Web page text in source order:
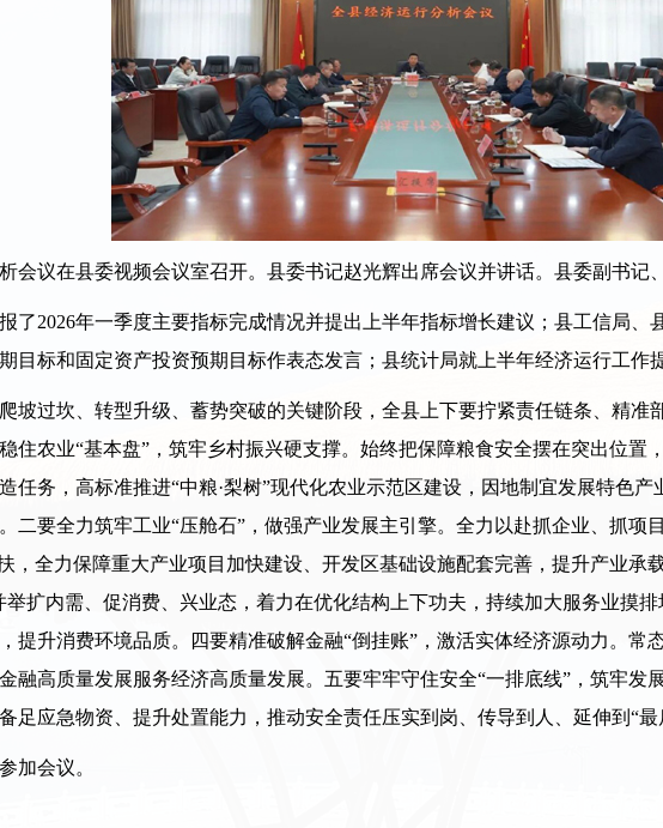
议在县委视频会议室召开。县委书记赵光辉出席会议并讲话。县委副书记
2026年一季度主要指标完成情况并提出上半年指标增长建议；县工信局、
目标和固定资产投资预期目标作表态发言；县统计局就上半年经济运行工作
过坎、转型升级、蓄势突破的关键阶段，全县上下要拧紧责任链条、精准
住农业“基本盘”，筑牢乡村振兴硬支撑。始终把保障粮食安全摆在突出位
任务，高标准推进“中粮·梨树”现代化农业示范区建设，因地制宜发展特色
二要全力筑牢工业“压舱石”，做强产业发展主引擎。全力以赴抓企业、抓
，全力保障重大产业项目加快建设、开发区基础设施配套完善，提升产业承
扩内需、促消费、兴业态，着力在优化结构上下功夫，持续加大服务业摸
提升消费环境品质。四要精准破解金融“倒挂账”，激活实体经济源动力。
融高质量发展服务经济高质量发展。五要牢牢守住安全“一排底线”，筑牢发
足应急物资、提升处置能力，推动安全责任压实到岗、传导到人、延伸到“最
会议。